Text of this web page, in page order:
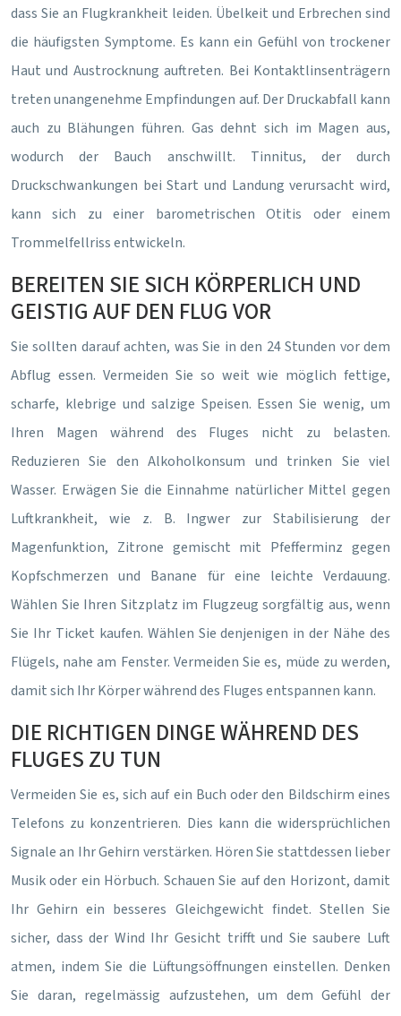
dass Sie an Flugkrankheit leiden. Übelkeit und Erbrechen sind
die häufigsten Symptome. Es kann ein Gefühl von trockener
Haut und Austrocknung auftreten. Bei Kontaktlinsenträgern
treten unangenehme Empfindungen auf. Der Druckabfall kann
auch zu Blähungen führen. Gas dehnt sich im Magen aus,
wodurch der Bauch anschwillt. Tinnitus, der durch
Druckschwankungen bei Start und Landung verursacht wird,
kann sich zu einer barometrischen Otitis oder einem
Trommelfellriss entwickeln.
BEREITEN SIE SICH KÖRPERLICH UND
GEISTIG AUF DEN FLUG VOR
Sie sollten darauf achten, was Sie in den 24 Stunden vor dem
Abflug essen. Vermeiden Sie so weit wie möglich fettige,
scharfe, klebrige und salzige Speisen. Essen Sie wenig, um
Ihren Magen während des Fluges nicht zu belasten.
Reduzieren Sie den Alkoholkonsum und trinken Sie viel
Wasser. Erwägen Sie die Einnahme natürlicher Mittel gegen
Luftkrankheit, wie z. B. Ingwer zur Stabilisierung der
Magenfunktion, Zitrone gemischt mit Pfefferminz gegen
Kopfschmerzen und Banane für eine leichte Verdauung.
Wählen Sie Ihren Sitzplatz im Flugzeug sorgfältig aus, wenn
Sie Ihr Ticket kaufen. Wählen Sie denjenigen in der Nähe des
Flügels, nahe am Fenster. Vermeiden Sie es, müde zu werden,
damit sich Ihr Körper während des Fluges entspannen kann.
DIE RICHTIGEN DINGE WÄHREND DES
FLUGES ZU TUN
Vermeiden Sie es, sich auf ein Buch oder den Bildschirm eines
Telefons zu konzentrieren. Dies kann die widersprüchlichen
Signale an Ihr Gehirn verstärken. Hören Sie stattdessen lieber
Musik oder ein Hörbuch. Schauen Sie auf den Horizont, damit
Ihr Gehirn ein besseres Gleichgewicht findet. Stellen Sie
sicher, dass der Wind Ihr Gesicht trifft und Sie saubere Luft
atmen, indem Sie die Lüftungsöffnungen einstellen. Denken
Sie daran, regelmässig aufzustehen, um dem Gefühl der